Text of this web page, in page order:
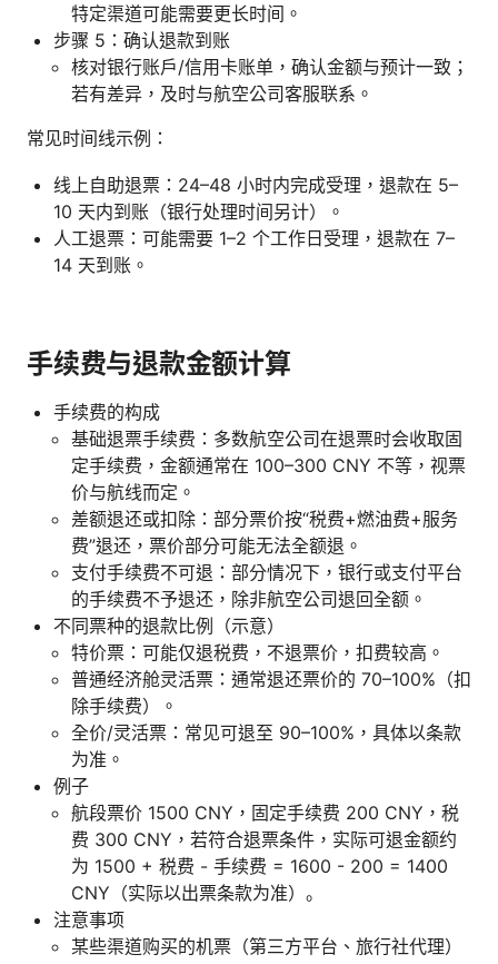
特定渠道可能需要更长时间。
步骤 5：确认退款到账
核对银行账户/信用卡账单，确认金额与预计一致；
若有差异，及时与航空公司客服联系。
常见时间线示例：
线上自助退票：24–48 小时内完成受理，退款在 5–
10 天内到账（银行处理时间另计）。
人工退票：可能需要 1–2 个工作日受理，退款在 7–
14 天到账。
手续费与退款金额计算
手续费的构成
基础退票手续费：多数航空公司在退票时会收取固
定手续费，金额通常在 100–300 CNY 不等，视票
价与航线而定。
差额退还或扣除：部分票价按“税费+燃油费+服务
费”退还，票价部分可能无法全额退。
支付手续费不可退：部分情况下，银行或支付平台
的手续费不予退还，除非航空公司退回全额。
不同票种的退款比例（示意）
特价票：可能仅退税费，不退票价，扣费较高。
普通经济舱灵活票：通常退还票价的 70–100%（扣
除手续费）。
全价/灵活票：常见可退至 90–100%，具体以条款
为准。
例子
航段票价 1500 CNY，固定手续费 200 CNY，税
费 300 CNY，若符合退票条件，实际可退金额约
为 1500 + 税费 - 手续费 = 1600 - 200 = 1400
CNY（实际以出票条款为准）。
注意事项
某些渠道购买的机票（第三方平台、旅行社代理）